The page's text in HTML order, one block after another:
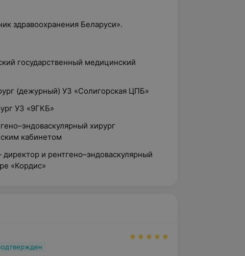
здравоохранения Беларуси».
государственный медицинский
(дежурный) УЗ «Солигорская ЦПБ»
УЗ «9ГКБ»
хирург
кабинетом
и рентгено–эндоваскулярный
«Кордис»